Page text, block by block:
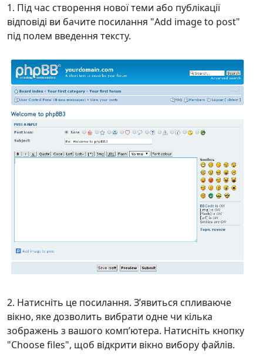
Під час створення нової теми або публікації
відповіді ви бачите посилання "Add image to post"
під полем введення тексту.
Натисніть це посилання. З’явиться спливаюче
вікно, яке дозволить вибрати одне чи кілька
зображень з вашого комп’ютера. Натисніть кнопку
"Choose files", щоб відкрити вікно вибору файлів.